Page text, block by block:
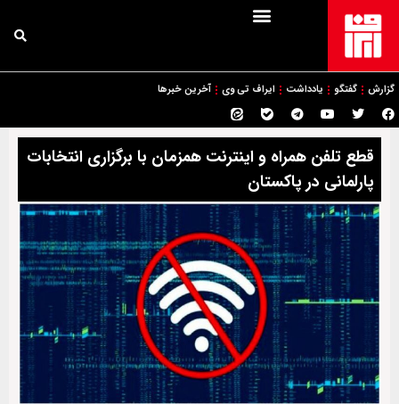
گزارش گفتگو یادداشت ایراف تی وی آخرین خبرها
قطع تلفن همراه و اینترنت همزمان با برگزاری انتخابات
پارلمانی در پاکستان